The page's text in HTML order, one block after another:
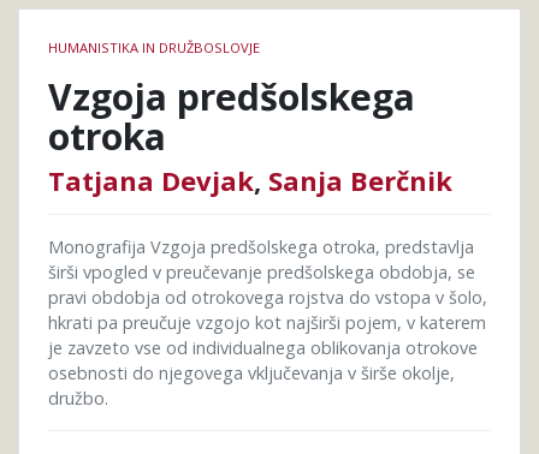
Podrobnosti
knjige
HUMANISTIKA IN DRUŽBOSLOVJE
Vzgoja predšolskega
otroka
Tatjana Devjak, Sanja Berčnik
Monografija Vzgoja predšolskega otroka, predstavlja
širši vpogled v preučevanje predšolskega obdobja, se
pravi obdobja od otrokovega rojstva do vstopa v šolo,
hkrati pa preučuje vzgojo kot najširši pojem, v katerem
je zavzeto vse od individualnega oblikovanja otrokove
osebnosti do njegovega vključevanja v širše okolje,
družbo.